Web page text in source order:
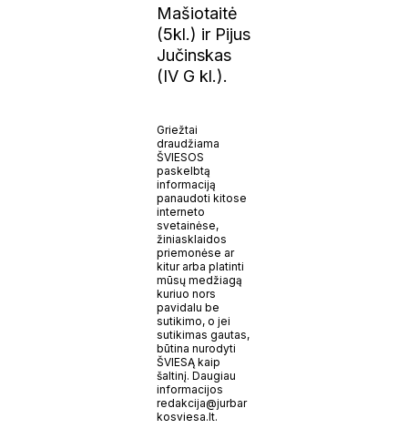
Mašiotaitė
(5kl.) ir Pijus
Jučinskas
(IV G kl.).
Griežtai
draudžiama
ŠVIESOS
paskelbtą
informaciją
panaudoti kitose
interneto
svetainėse,
žiniasklaidos
priemonėse ar
kitur arba platinti
mūsų medžiagą
kuriuo nors
pavidalu be
sutikimo, o jei
sutikimas gautas,
būtina nurodyti
ŠVIESĄ kaip
šaltinį. Daugiau
informacijos
redakcija@jurbar
kosviesa.lt.